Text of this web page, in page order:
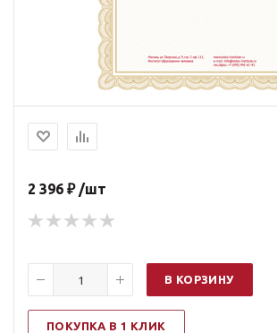
2 396 ₽ /шт
В КОРЗИНУ
ПОКУПКА В 1 КЛИК